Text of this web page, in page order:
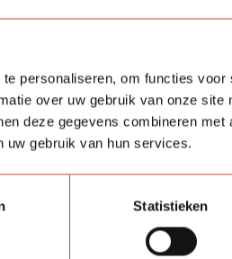
personaliseren, om functies voor
over uw gebruik van onze site
deze gegevens combineren met
uw gebruik van hun services.
Statistieken